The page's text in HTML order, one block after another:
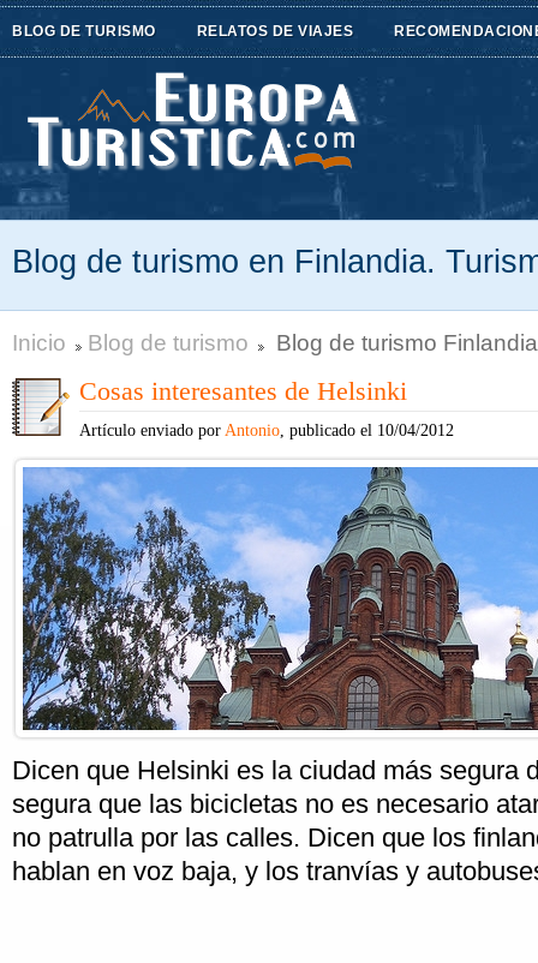
BLOG DE TURISMO RELATOS DE VIAJES
Blog de turismo en Finlandia.
Inicio Blog de turismo Blog de turismo Finlandia
Cosas interesantes de Helsinki
Artículo enviado por Antonio, publicado el 10/04/2012
Dicen que Helsinki es la ciudad más segura
segura que las bicicletas no es necesario
no patrulla por las calles. Dicen que los
hablan en voz baja, y los tranvías y